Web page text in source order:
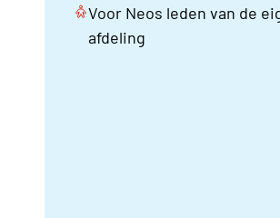
Voor Neos leden van de
afdeling